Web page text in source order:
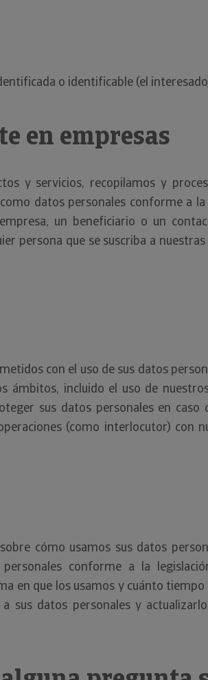
o identificable (el
en empresas
y servicios, recopilamos y
datos personales conforme a la
un beneficiario o un
persona que se suscriba a
con el uso de sus datos
incluido el uso de
sus datos personales en caso
(como interlocutor) con
cómo usamos sus datos
conforme a la
en que los usamos y cuánto
sus datos personales y